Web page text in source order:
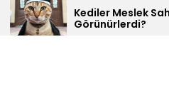
Kediler Meslek Sahibi Olsalar
Görünürlerdi?